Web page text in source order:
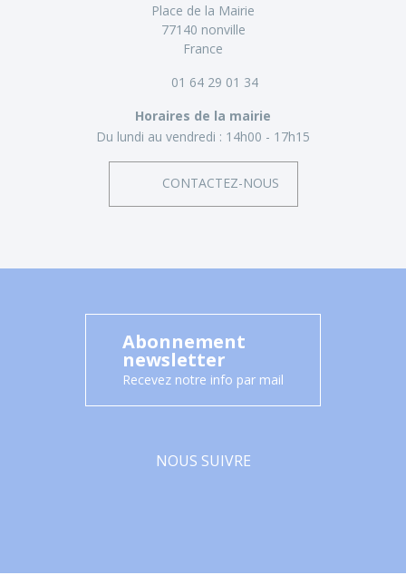
Place de la Mairie
77140 nonville
France
01 64 29 01 34
Horaires de la mairie
Du lundi au vendredi : 14h00 - 17h15
CONTACTEZ-NOUS
Abonnement
newsletter
Recevez notre info par mail
NOUS SUIVRE